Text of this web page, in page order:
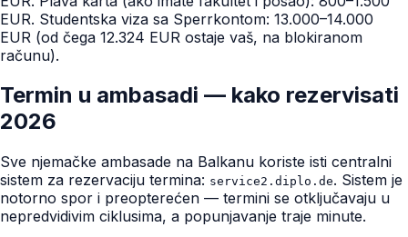
EUR. Studentska viza sa Sperrkontom: 13.000–14.000
EUR (od čega 12.324 EUR ostaje vaš, na blokiranom
računu).
Termin u ambasadi — kako rezervisati
2026
Sve njemačke ambasade na Balkanu koriste isti centralni
sistem za rezervaciju termina: service2.diplo.de. Sistem je
notorno spor i preopterećen — termini se otključavaju u
nepredvidivim ciklusima, a popunjavanje traje minute.